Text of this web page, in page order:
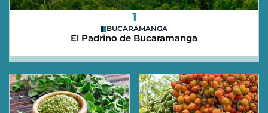
1
BUCARAMANGA
El Padrino de Bucaramanga